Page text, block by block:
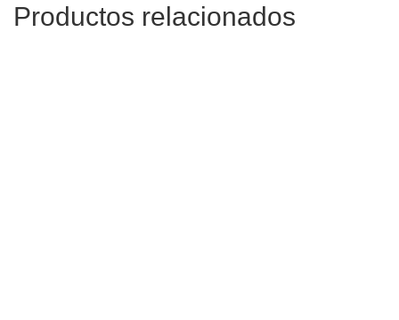
Productos relacionados